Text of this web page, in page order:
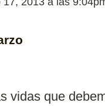
vidas que